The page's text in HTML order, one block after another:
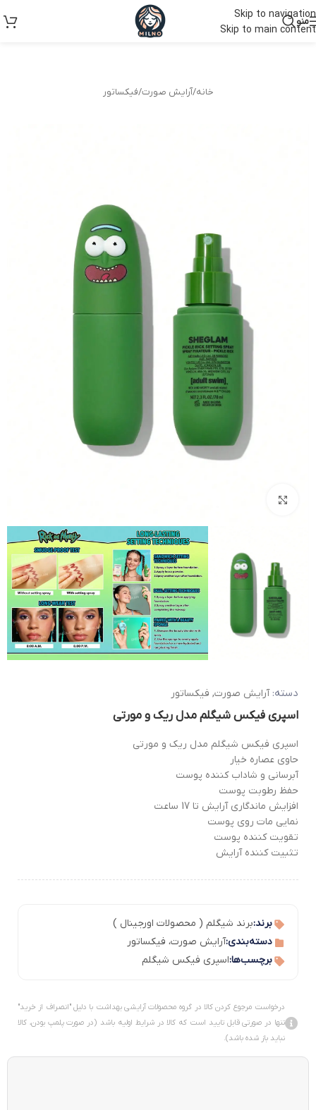
Skip to navigation
Skip to main content
منو
خانه/آرایش صورت/فیکساتور
دسته: آرایش صورت, فیکساتور
اسپری فیکس شیگلم مدل ریک و مورتی
اسپری فیکس شیگلم مدل ریک و مورتی
حاوی عصاره خیار
آبرسانی و شاداب کننده پوست
حفظ رطوبت پوست
افزایش ماندگاری آرایش تا 17 ساعت
نمایی مات روی پوست
تقویت کننده پوست
تثبیت کننده آرایش
برند:برند شیگلم ( محصولات اورجینال )
دسته‌بندی:آرایش صورت، فیکساتور
برچسب‌ها:اسپری فیکس شیگلم
درخواست مرجوع کردن کالا در گروه محصولات آرایشی بهداشت با دلیل "انصراف از خرید"
تنها در صورتی قابل تایید است که کالا در شرایط اولیه باشد (در صورت پلمپ بودن، کالا
نباید باز شده باشد).